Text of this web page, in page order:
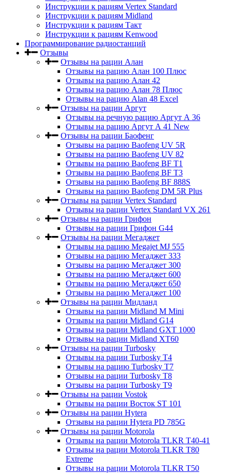
Инструкции к рациям Vertex Standard
Инструкции к рациям Midland
Инструкции к рациям Такт
Инструкции к рациям Kenwood
Программирование радиостанций
Отзывы
Отзывы на рации Алан
Отзывы на рацию Алан 100 Плюс
Отзывы на рацию Алан 42
Отзывы на рацию Алан 78 Плюс
Отзывы на рацию Alan 48 Excel
Отзывы на рации Аргут
Отзывы на речную рацию Аргут А 36
Отзывы на рацию Аргут А 41 New
Отзывы на рации Баофенг
Отзывы на рацию Baofeng UV 5R
Отзывы на рацию Baofeng UV 82
Отзывы на рацию Baofeng BF T1
Отзывы на рацию Baofeng BF T3
Отзывы на рацию Baofeng BF 888S
Отзывы на рацию Baofeng DM 5R Plus
Отзывы на рации Vertex Standard
Отзывы на рации Vertex Standard VX 261
Отзывы на рации Грифон
Отзывы на рации Грифон G44
Отзывы на рации Мегаджет
Отзывы на рацию Megajet MJ 555
Отзывы на рацию Мегаджет 333
Отзывы на рацию Мегаджет 300
Отзывы на рацию Мегаджет 600
Отзывы на рацию Мегаджет 650
Отзывы на рацию Мегаджет 100
Отзывы на рации Мидланд
Отзывы на рации Midland M Mini
Отзывы на рации Midland G14
Отзывы на рации Midland GXT 1000
Отзывы на рации Midland XT60
Отзывы на рации Turbosky
Отзывы на рации Turbosky T4
Отзывы на рацию Turbosky T7
Отзывы на рации Turbosky T8
Отзывы на рации Turbosky T9
Отзывы на рации Vostok
Отзывы на рации Восток ST 101
Отзывы на рации Hytera
Отзывы на рации Hytera PD 785G
Отзывы на рации Motorola
Отзывы на рации Motorola TLKR T40-41
Отзывы на рации Motorola TLKR T80
Extreme
Отзывы на рации Motorola TLKR T50